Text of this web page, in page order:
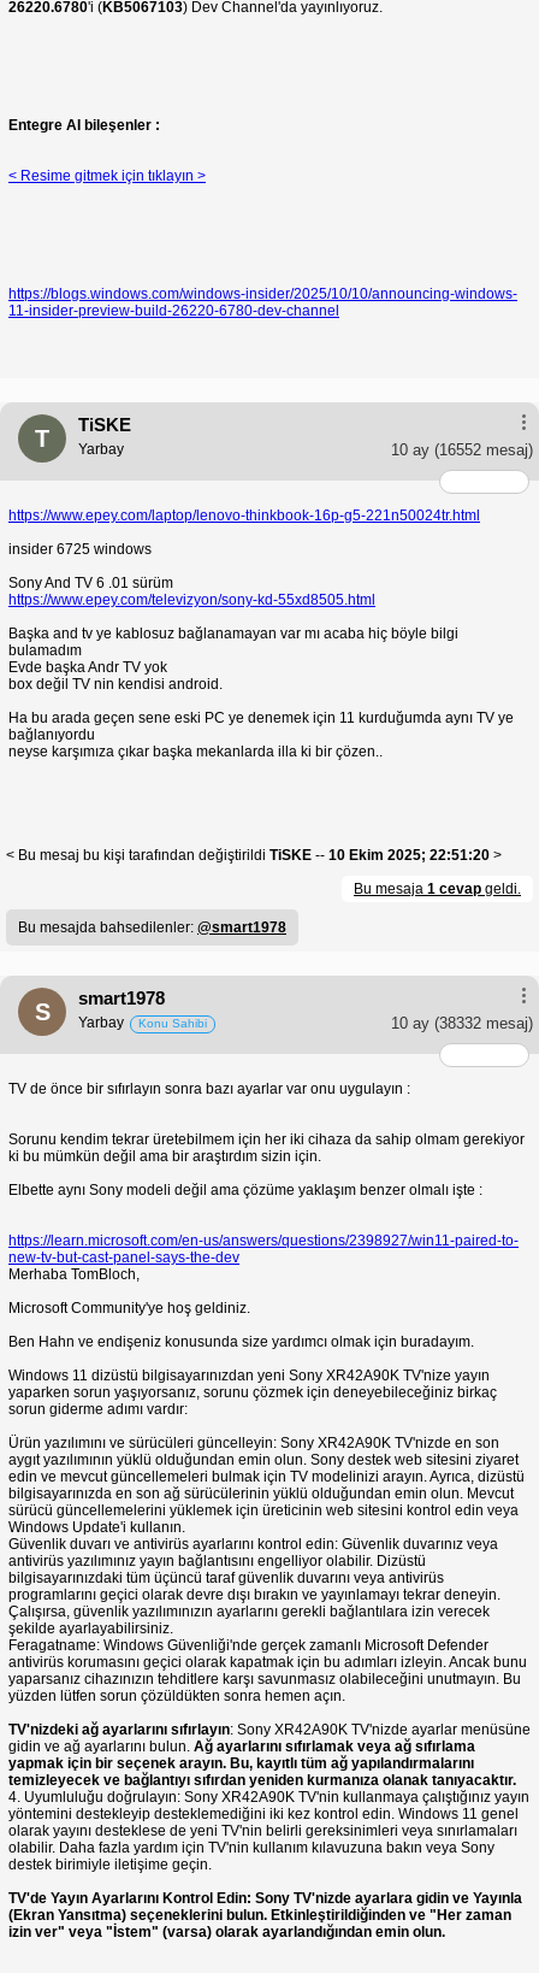
26220.6780'i (KB5067103) Dev Channel'da yayınlıyoruz.
Entegre AI bileşenler :
< Resime gitmek için tıklayın >
https://blogs.windows.com/windows-insider/2025/10/10/announcing-windows-
11-insider-preview-build-26220-6780-dev-channel
T
TiSKE
10 ay (16552 mesaj)
Yarbay
https://www.epey.com/laptop/lenovo-thinkbook-16p-g5-221n50024tr.html
insider 6725 windows
Sony And TV 6 .01 sürüm
https://www.epey.com/televizyon/sony-kd-55xd8505.html
Başka and tv ye kablosuz bağlanamayan var mı acaba hiç böyle bilgi
bulamadım
Evde başka Andr TV yok
box değil TV nin kendisi android.
Ha bu arada geçen sene eski PC ye denemek için 11 kurduğumda aynı TV ye
bağlanıyordu
neyse karşımıza çıkar başka mekanlarda illa ki bir çözen..
< Bu mesaj bu kişi tarafından değiştirildi TiSKE -- 10 Ekim 2025; 22:51:20 >
Bu mesaja 1 cevap geldi.
Bu mesajda bahsedilenler: @smart1978
S
smart1978
10 ay (38332 mesaj)
Yarbay Konu Sahibi
TV de önce bir sıfırlayın sonra bazı ayarlar var onu uygulayın :
Sorunu kendim tekrar üretebilmem için her iki cihaza da sahip olmam gerekiyor
ki bu mümkün değil ama bir araştırdım sizin için.
Elbette aynı Sony modeli değil ama çözüme yaklaşım benzer olmalı işte :
https://learn.microsoft.com/en-us/answers/questions/2398927/win11-paired-to-
new-tv-but-cast-panel-says-the-dev
Merhaba TomBloch,
Microsoft Community'ye hoş geldiniz.
Ben Hahn ve endişeniz konusunda size yardımcı olmak için buradayım.
Windows 11 dizüstü bilgisayarınızdan yeni Sony XR42A90K TV'nize yayın
yaparken sorun yaşıyorsanız, sorunu çözmek için deneyebileceğiniz birkaç
sorun giderme adımı vardır:
Ürün yazılımını ve sürücüleri güncelleyin: Sony XR42A90K TV'nizde en son
aygıt yazılımının yüklü olduğundan emin olun. Sony destek web sitesini ziyaret
edin ve mevcut güncellemeleri bulmak için TV modelinizi arayın. Ayrıca, dizüstü
bilgisayarınızda en son ağ sürücülerinin yüklü olduğundan emin olun. Mevcut
sürücü güncellemelerini yüklemek için üreticinin web sitesini kontrol edin veya
Windows Update'i kullanın.
Güvenlik duvarı ve antivirüs ayarlarını kontrol edin: Güvenlik duvarınız veya
antivirüs yazılımınız yayın bağlantısını engelliyor olabilir. Dizüstü
bilgisayarınızdaki tüm üçüncü taraf güvenlik duvarını veya antivirüs
programlarını geçici olarak devre dışı bırakın ve yayınlamayı tekrar deneyin.
Çalışırsa, güvenlik yazılımınızın ayarlarını gerekli bağlantılara izin verecek
şekilde ayarlayabilirsiniz.
Feragatname: Windows Güvenliği'nde gerçek zamanlı Microsoft Defender
antivirüs korumasını geçici olarak kapatmak için bu adımları izleyin. Ancak bunu
yaparsanız cihazınızın tehditlere karşı savunmasız olabileceğini unutmayın. Bu
yüzden lütfen sorun çözüldükten sonra hemen açın.
TV'nizdeki ağ ayarlarını sıfırlayın: Sony XR42A90K TV'nizde ayarlar menüsüne
gidin ve ağ ayarlarını bulun. Ağ ayarlarını sıfırlamak veya ağ sıfırlama
yapmak için bir seçenek arayın. Bu, kayıtlı tüm ağ yapılandırmalarını
temizleyecek ve bağlantıyı sıfırdan yeniden kurmanıza olanak tanıyacaktır.
4. Uyumluluğu doğrulayın: Sony XR42A90K TV'nin kullanmaya çalıştığınız yayın
yöntemini destekleyip desteklemediğini iki kez kontrol edin. Windows 11 genel
olarak yayını desteklese de yeni TV'nin belirli gereksinimleri veya sınırlamaları
olabilir. Daha fazla yardım için TV'nin kullanım kılavuzuna bakın veya Sony
destek birimiyle iletişime geçin.
TV'de Yayın Ayarlarını Kontrol Edin: Sony TV'nizde ayarlara gidin ve Yayınla
(Ekran Yansıtma) seçeneklerini bulun. Etkinleştirildiğinden ve "Her zaman
izin ver" veya "İstem" (varsa) olarak ayarlandığından emin olun.